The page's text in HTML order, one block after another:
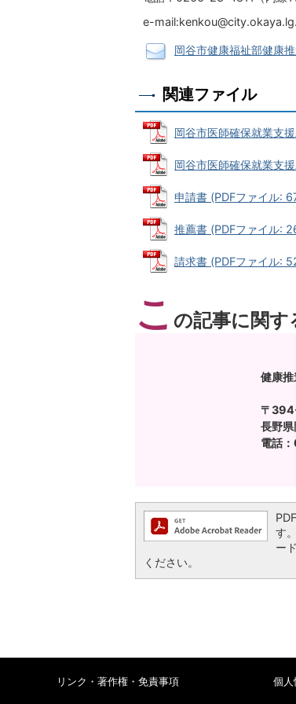
e-
岡谷市健康福祉部健康
関連ファイル
岡谷市医師確保就業支
岡谷市医師確保就業支
申請書 (PDFファイル:
推薦書 (PDFファイル:
請求書 (PDFファイル:
こ の記事に関す
健康
〒
長野
電話
す
ー
ください。
リンク・著作権・免責事項 個